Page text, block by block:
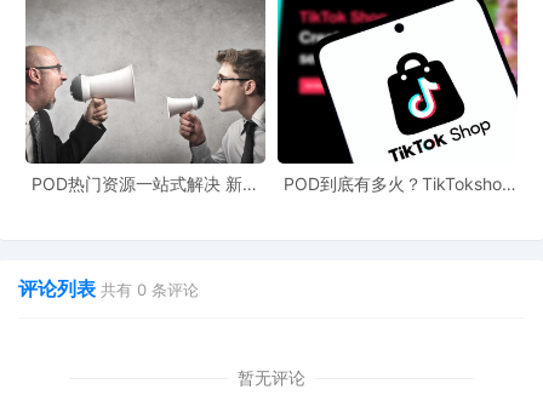
占据TOP1，加上区域站点，综合前20大电商网站
总访问量计算，亚马逊整体占比更是高达约43%，
每月访问量近50亿次。
中国电商平台也正展现出异军突起之势，出海四小
龙中的Temu、速卖通共同进入TOP3之列。其
问量，约占亚马逊单站访问量的八成。
POD热门资源一站式解决 新手
POD到底有多火？TikTokshop
评论列表 共有 0 条评论
暂无评论